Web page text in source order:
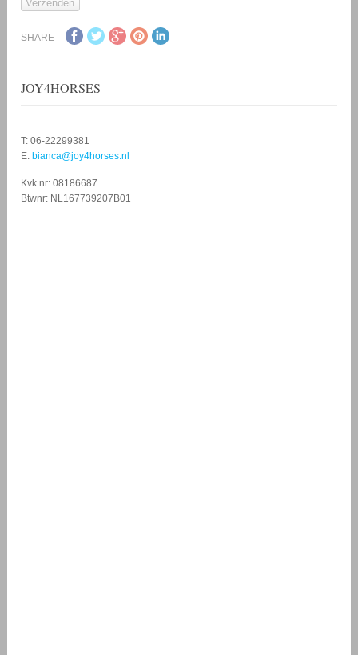
SHARE
JOY4HORSES
T: 06-22299381
E: bianca@joy4horses.nl
Kvk.nr: 08186687
Btwnr: NL167739207B01